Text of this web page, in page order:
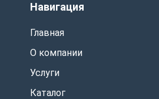
Навигация
Главная
О компании
Услуги
Каталог